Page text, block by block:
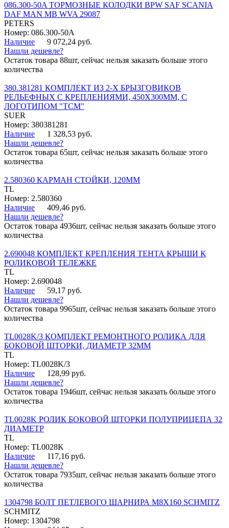
086.300-50A ТОРМОЗНЫЕ КОЛОДКИ BPW SAF SCANIA
DAF MAN MB WVA 29087
PETERS
Номер: 086.300-50A
Наличие
9 072,24 руб.
Нашли дешевле?
Остаток товара 88шт, сейчас нельзя заказать больше этого
количества
380.381281 КОМПЛЕКТ ИЗ 2-Х БРЫЗГОВИКОВ
РЕЛЬЕФНЫХ С КРЕПЛЕНИЯМИ, 450Х300ММ, С
ЛОГОТИПОМ "ТСМ"
SUER
Номер: 380381281
Наличие
1 328,53 руб.
Нашли дешевле?
Остаток товара 65шт, сейчас нельзя заказать больше этого
количества
2.580360 КАРМАН СТОЙКИ, 120ММ
TL
Номер: 2.580360
Наличие
409,46 руб.
Нашли дешевле?
Остаток товара 4936шт, сейчас нельзя заказать больше этого
количества
2.690048 КОМПЛЕКТ КРЕПЛЕНИЯ ТЕНТА КРЫШИ К
РОЛИКОВОЙ ТЕЛЕЖКЕ
TL
Номер: 2.690048
Наличие
59,17 руб.
Нашли дешевле?
Остаток товара 9965шт, сейчас нельзя заказать больше этого
количества
TL0028K/3 КОМПЛЕКТ РЕМОНТНОГО РОЛИКА ДЛЯ
БОКОВОЙ ШТОРКИ, ДИАМЕТР 32ММ
TL
Номер: TL0028K/3
Наличие
128,99 руб.
Нашли дешевле?
Остаток товара 1946шт, сейчас нельзя заказать больше этого
количества
TL0028K РОЛИК БОКОВОЙ ШТОРКИ ПОЛУПРИЦЕПА 32
ДИАМЕТР
TL
Номер: TL0028K
Наличие
117,16 руб.
Нашли дешевле?
Остаток товара 7935шт, сейчас нельзя заказать больше этого
количества
1304798 БОЛТ ПЕТЛЕВОГО ШАРНИРА М8Х160 SCHMITZ
SCHMITZ
Номер: 1304798